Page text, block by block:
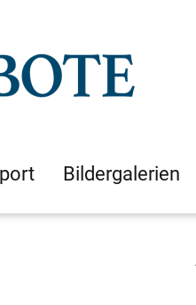
Bildergalerien